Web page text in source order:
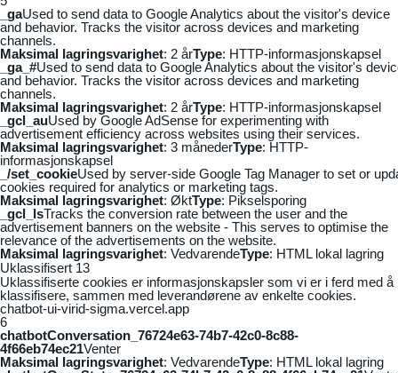
_gaUsed to send data to Google Analytics about the visitor's device
and behavior. Tracks the visitor across devices and marketing
channels.
Maksimal lagringsvarighet: 2 årType: HTTP-informasjonskapsel
_ga_#Used to send data to Google Analytics about the visitor's
and behavior. Tracks the visitor across devices and marketing
channels.
Maksimal lagringsvarighet: 2 årType: HTTP-informasjonskapsel
_gcl_auUsed by Google AdSense for experimenting with
advertisement efficiency across websites using their services.
Maksimal lagringsvarighet: 3 månederType: HTTP-
informasjonskapsel
_/set_cookieUsed by server-side Google Tag Manager to set or
cookies required for analytics or marketing tags.
Maksimal lagringsvarighet: ØktType: Pikselsporing
_gcl_lsTracks the conversion rate between the user and the
advertisement banners on the website - This serves to optimise the
relevance of the advertisements on the website.
Maksimal lagringsvarighet: VedvarendeType: HTML lokal lagring
Uklassifisert 13
Uklassifiserte cookies er informasjonskapsler som vi er i ferd med å
klassifisere, sammen med leverandørene av enkelte cookies.
chatbot-ui-virid-sigma.vercel.app
6
chatbotConversation_76724e63-74b7-42c0-8c88-
4f66eb74ec21Venter
Maksimal lagringsvarighet: VedvarendeType: HTML lokal lagring